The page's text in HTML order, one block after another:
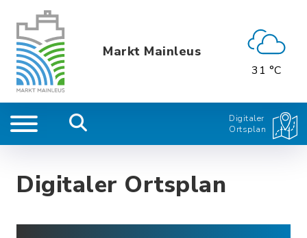
Markt Mainleus
31 °C
Digitaler
Ortsplan
Digitaler Ortsplan